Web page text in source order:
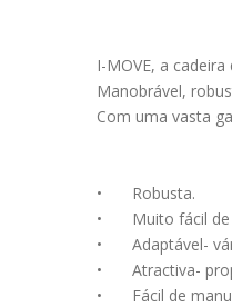
I-MOVE, a
Manobrável,
Com uma vasta
•
Robusta.
•
Muito fácil
•
Adaptável-
•
Atractiva-
•
Fácil de